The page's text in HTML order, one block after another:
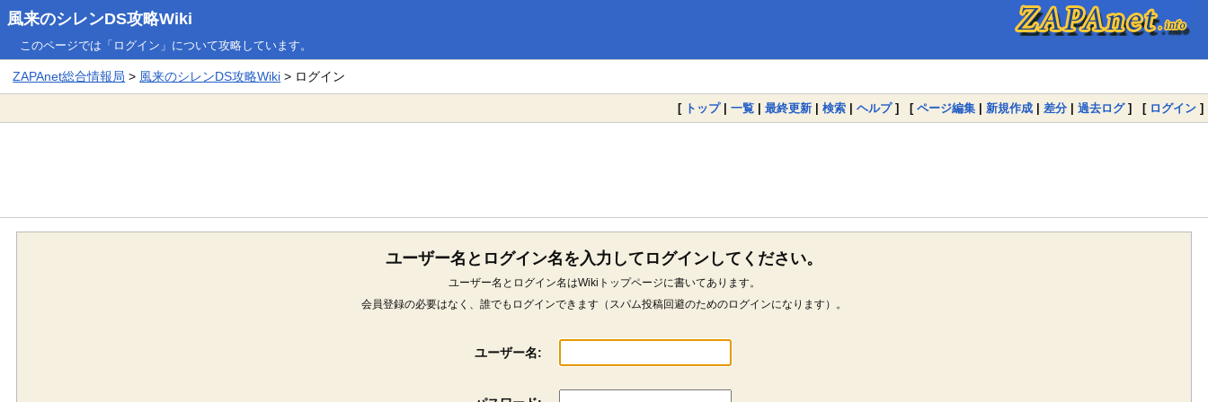
風来のシレンDS攻略Wiki
このページでは「ログイン」について攻略しています。
ZAPAnet総合情報局 > 風来のシレンDS攻略Wiki > ログイン
[ トップ| 一覧 | 最終更新 | 検索 | ヘルプ] [ ページ編集 | 新規作成 | 差分 | 過去ログ] [ ログイン ]
ユーザー名とログイン名を入力してログインしてください。
ユーザー名とログイン名はWikiトップページに書いてあります。
会員登録の必要はなく、誰でもログインできます（スパム投稿回避のためのログインになります）。
ユーザー名: